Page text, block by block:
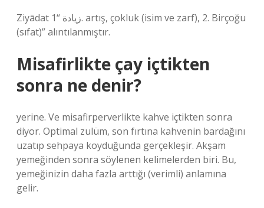
Ziyādat زيادة “1. artış, çokluk (isim ve zarf), 2. Birçoğu
(sıfat)” alıntılanmıştır.
Misafirlikte çay içtikten
sonra ne denir?
yerine. Ve misafirperverlikte kahve içtikten sonra
diyor. Optimal zulüm, son fırtına kahvenin bardağını
uzatıp sehpaya koyduğunda gerçekleşir. Akşam
yemeğinden sonra söylenen kelimelerden biri. Bu,
yemeğinizin daha fazla arttığı (verimli) anlamına
gelir.